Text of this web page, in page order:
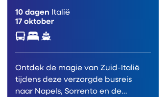
10 dagen Italië
17 oktober
Ontdek de magie van Zuid-Italië
tijdens deze verzorgde busreis
naar Napels, Sorrento en de